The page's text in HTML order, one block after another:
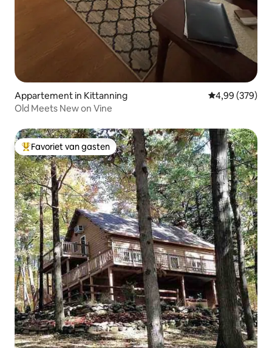
Appartement in Kittanning Gemiddelde
4,99 (379)
Old Meets New on Vine
Topfavoriet van gasten
Favoriet van gasten